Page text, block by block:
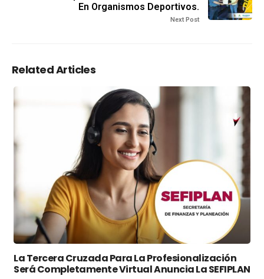
En Organismos Deportivos.
Next Post
Related Articles
La Tercera Cruzada Para La Profesionalización
Será Completamente Virtual Anuncia La SEFIPLAN